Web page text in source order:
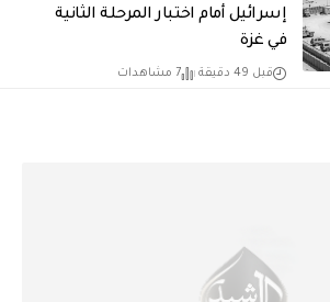
إسرائيل أمام اختبار المرحلة الثانية
في غزة
قبل 49 دقيقة 7 مشاهدات